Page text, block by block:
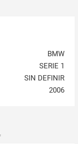
BMW
SERIE 1
SIN DEFINIR
2006